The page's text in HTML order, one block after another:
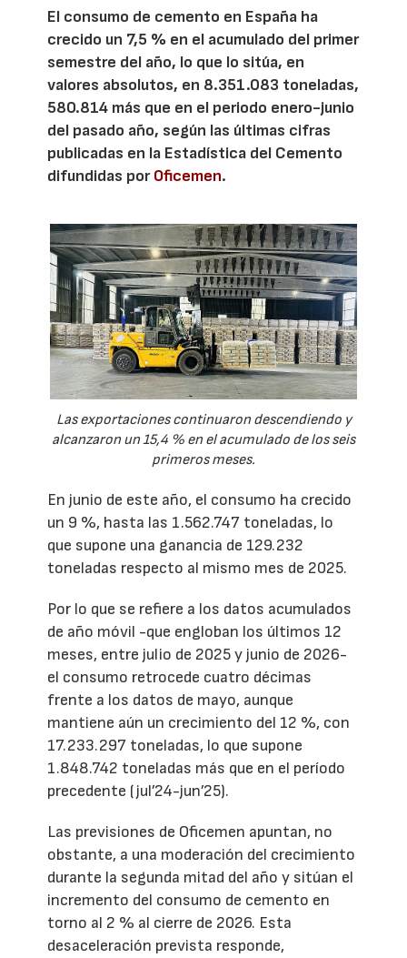
El consumo de cemento en España ha
crecido un 7,5 % en el acumulado del primer
semestre del año, lo que lo sitúa, en
valores absolutos, en 8.351.083 toneladas,
580.814 más que en el periodo enero-junio
del pasado año, según las últimas cifras
publicadas en la Estadística del Cemento
difundidas porOficemen.
Las exportaciones continuaron descendiendo y
alcanzaron un 15,4 % en el acumulado de los seis
primeros meses.
En junio de este año, el consumo ha crecido
un 9 %, hasta las 1.562.747 toneladas, lo
que supone una ganancia de 129.232
toneladas respecto al mismo mes de 2025.
Por lo que se refiere a los datos acumulados
de año móvil -que engloban los últimos 12
meses, entre julio de 2025 y junio de 2026-
el consumo retrocede cuatro décimas
frente a los datos de mayo, aunque
mantiene aún un crecimiento del 12 %, con
17.233.297 toneladas, lo que supone
1.848.742 toneladas más que en el período
precedente (jul’24-jun’25).
Las previsiones de Oficemen apuntan, no
obstante, a una moderación del crecimiento
durante la segunda mitad del año y sitúan el
incremento del consumo de cemento en
torno al 2 % al cierre de 2026. Esta
desaceleración prevista responde,